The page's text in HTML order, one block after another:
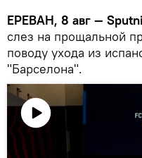
ЕРЕВАН, 8 авг —
слез на прощальной
поводу ухода из
"Барселона".